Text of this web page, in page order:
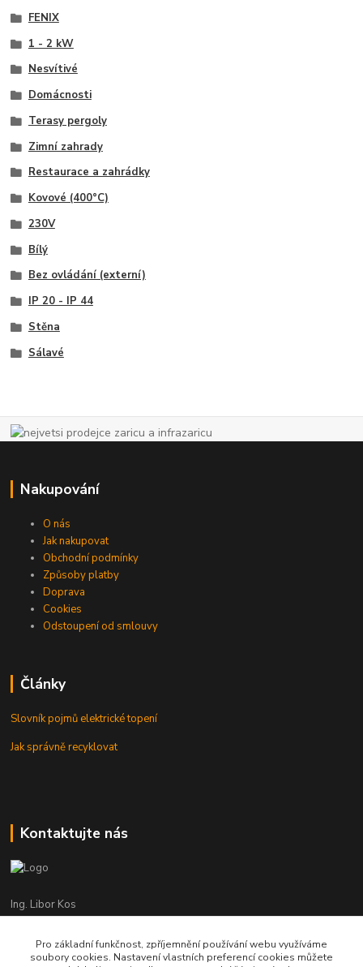
FENIX
1 - 2 kW
Nesvítivé
Domácnosti
Terasy pergoly
Zimní zahrady
Restaurace a zahrádky
Kovové (400°C)
230V
Bílý
Bez ovládání (externí)
IP 20 - IP 44
Stěna
Sálavé
Nakupování
O nás
Jak nakupovat
Obchodní podmínky
Způsoby platby
Doprava
Cookies
Odstoupení od smlouvy
Články
Slovník pojmů elektrické topení
Jak správně recyklovat
Kontaktujte nás
Ing. Libor Kos
+420 601 555 225
(Po-Pá: 8-17:00 hod.)
Pro základní funkčnost, zpříjemnění používání webu využíváme
soubory cookies. Nastavení vlastních preferencí cookies můžete